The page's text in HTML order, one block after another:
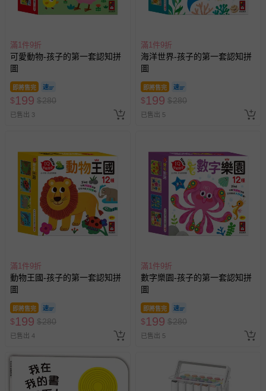
滿1件9折
可愛動物-孩子的第一套認知拼
圖
即將售完
$199 $280
已售出 3
滿1件9折
海洋世界-孩子的第一套認知拼
圖
即將售完
$199 $280
已售出 5
滿1件9折
動物王國-孩子的第一套認知拼
圖
即將售完
$199 $280
已售出 4
滿1件9折
數字樂園-孩子的第一套認知拼
圖
即將售完
$199 $280
已售出 5